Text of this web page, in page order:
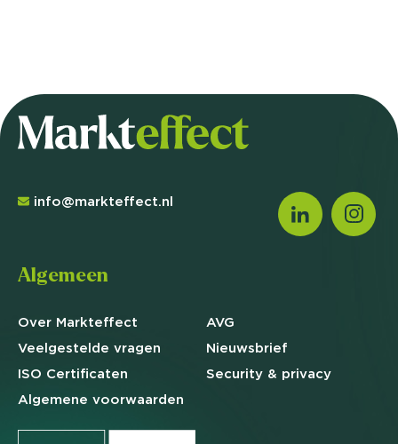
info@markteffect.nl
Algemeen
Over Markteffect
Veelgestelde vragen
ISO Certificaten
Algemene voorwaarden
AVG
Nieuwsbrief
Security & privacy